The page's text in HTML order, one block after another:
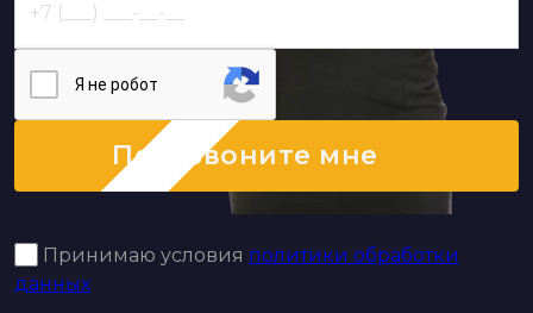
Я нe poбoт
Перезвоните мне
Принимаю условия политики обработки
данных